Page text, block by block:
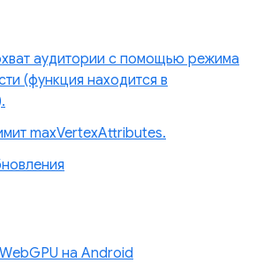
аудитории с помощью режима
(функция находится в
maxVertexAttributes.
на Android